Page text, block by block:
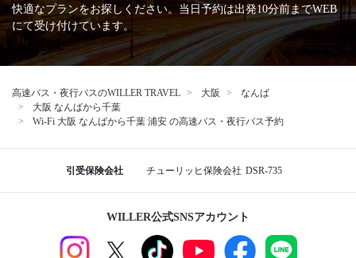
快適なプランをお探しください。当日予約は出発10分前までWEB
にて受け付けています。
高速バス・夜行バスのWILLER TRAVEL 大阪
なんば
大阪 なんばから千葉
Wi-Fi 大阪 なんばから千葉 浦安 の高速バス・夜行バス予約
引受保険会社 チューリッヒ保険会社 DSR-735
WILLER公式SNSアカウント